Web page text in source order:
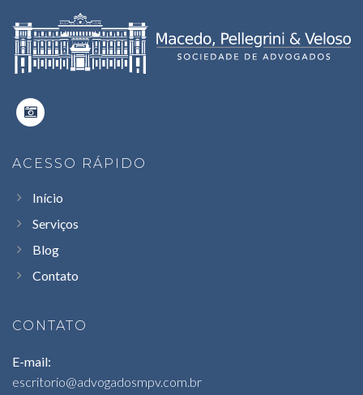
ACESSO RÁPIDO
Início
Serviços
Blog
Contato
CONTATO
E-mail:
escritorio@advogadosmpv.com.br